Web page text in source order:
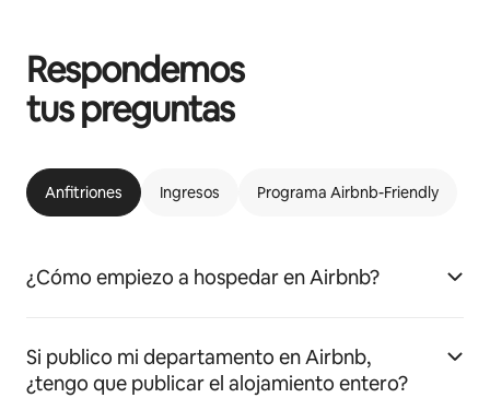
Respondemos
tus preguntas
Anfitriones Ingresos Programa Airbnb-Friendly
¿Cómo empiezo a hospedar en Airbnb?
Si publico mi departamento en Airbnb,
¿tengo que publicar el alojamiento entero?